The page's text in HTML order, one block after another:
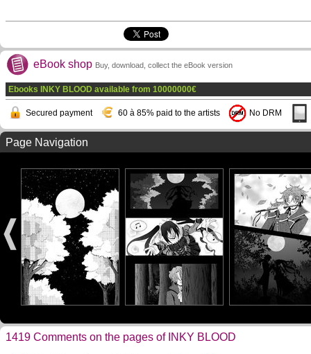
eBook shop Buy, download, collect the eBook version
Ebooks INKY BLOOD available from 10000000€
Secured payment 60 à 85% paid to the artists No DRM
Page Navigation
1419 Comments on the pages of INKY BLOOD